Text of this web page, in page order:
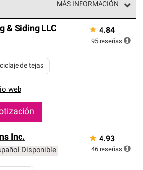
MÁS INFORMACIÓN
el nivel superior de nuestra red
con estándares estrictos de
nuestra mejor garantía de
& Siding LLC
web
de tejas
★ 4.84
95 reseñas
Inc.
Disponible
★ 4.93
46 reseñas